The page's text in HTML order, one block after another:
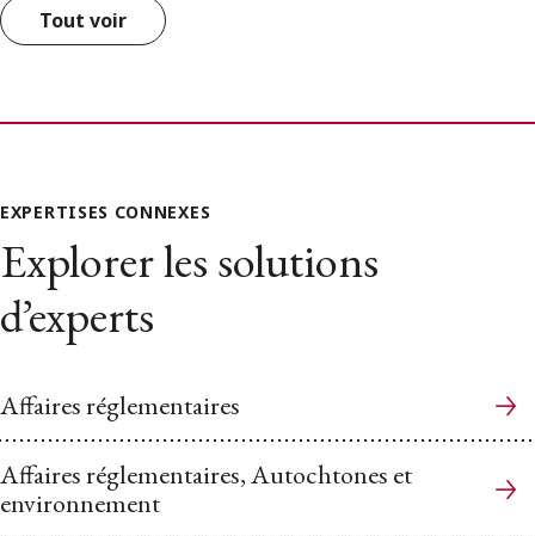
Tout voir
EXPERTISES CONNEXES
Explorer les solutions
d’experts
Affaires réglementaires
Affaires réglementaires, Autochtones et
environnement